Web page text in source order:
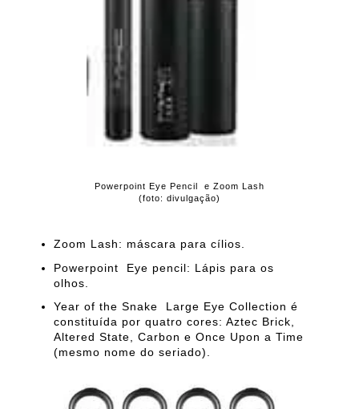
Powerpoint Eye Pencil e Zoom Lash
(foto: divulgação)
Zoom Lash: máscara para cílios.
Powerpoint Eye pencil: Lápis para os
olhos.
Year of the Snake Large Eye Collection é
constituída por quatro cores: Aztec Brick,
Altered State, Carbon e Once Upon a Time
(mesmo nome do seriado).